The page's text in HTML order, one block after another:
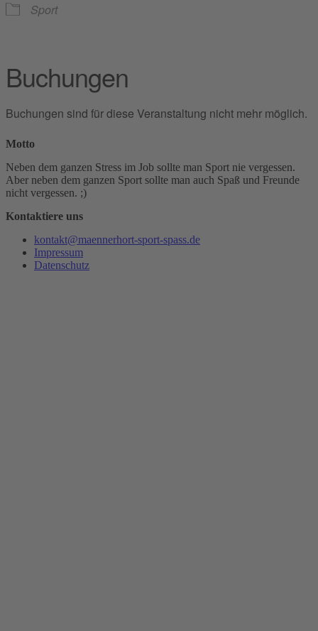
Sport
Buchungen
Buchungen sind für diese Veranstaltung nicht mehr möglich.
Motto
Neben dem ganzen Stress im Job sollte man Sport nie vergessen.
Aber neben dem ganzen Sport sollte man auch Spaß und Freunde
nicht vergessen. ;)
Kontaktiere uns
kontakt@maennerhort-sport-spass.de
Impressum
Datenschutz